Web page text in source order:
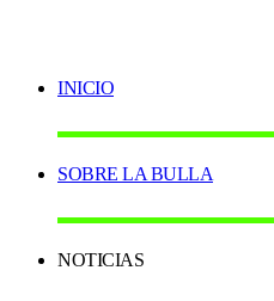
INICIO
SOBRE LA BULLA
NOTICIAS